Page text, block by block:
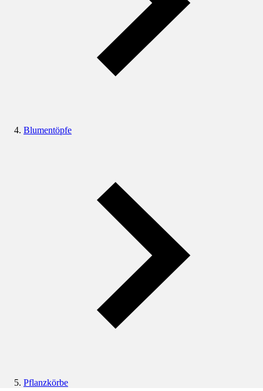
Blumentöpfe
Pflanzkörbe